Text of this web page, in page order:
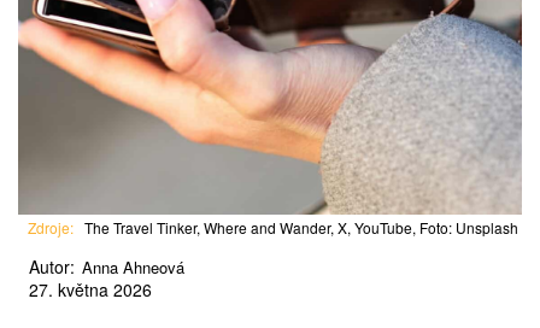
Zdroje: The Travel Tinker, Where and Wander, X, YouTube, Foto: Unsplash
Autor: Anna Ahneová
27. května 2026